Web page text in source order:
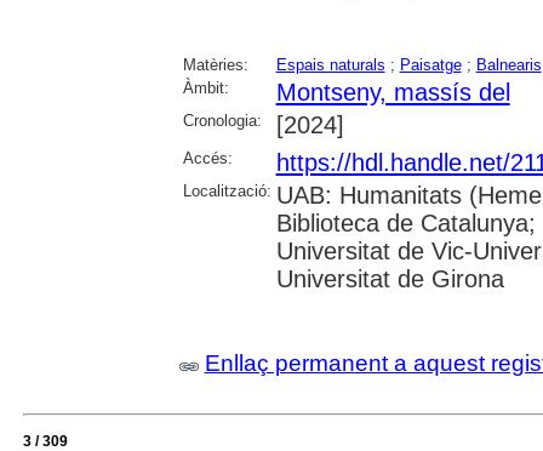
Matèries: Espais naturals ; Paisatge; Balnearis
Àmbit:
Montseny, massís del
Cronologia: [2024]
Accés: https://hdl.handle.net/
Localització: UAB: Humanitats
Biblioteca de
Universitat de Vic-
Universitat de Girona
Enllaç permanent a aquest
3 / 309